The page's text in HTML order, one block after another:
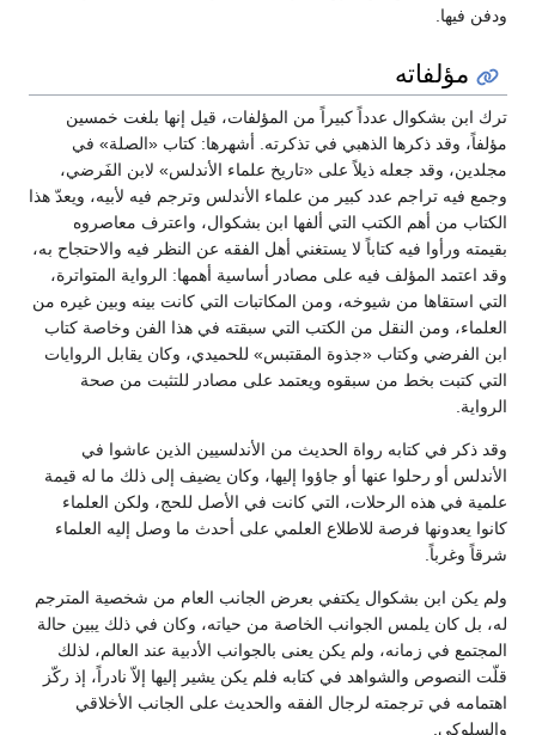
ودفن فيها.
مؤلفاته
ترك ابن بشكوال عدداً كبيراً من المؤلفات، قيل إنها بلغت خمسين
مؤلفاً، وقد ذكرها الذهبي في تذكرته. أشهرها: كتاب «الصلة» في
مجلدين، وقد جعله ذيلاً على «تاريخ علماء الأندلس» لابن الفَرضي،
وجمع فيه تراجم عدد كبير من علماء الأندلس وترجم فيه لأبيه، ويعدّ هذا
الكتاب من أهم الكتب التي ألفها ابن بشكوال، واعترف معاصروه
بقيمته ورأوا فيه كتاباً لا يستغني أهل الفقه عن النظر فيه والاحتجاح به،
وقد اعتمد المؤلف فيه على مصادر أساسية أهمها: الرواية المتواترة،
التي استقاها من شيوخه، ومن المكاتبات التي كانت بينه وبين غيره من
العلماء، ومن النقل من الكتب التي سبقته في هذا الفن وخاصة كتاب
ابن الفرضي وكتاب «جذوة المقتبس» للحميدي، وكان يقابل الروايات
التي كتبت بخط من سبقوه ويعتمد على مصادر للتثبت من صحة
الرواية.
وقد ذكر في كتابه رواة الحديث من الأندلسيين الذين عاشوا في
الأندلس أو رحلوا عنها أو جاؤوا إليها، وكان يضيف إلى ذلك ما له قيمة
علمية في هذه الرحلات، التي كانت في الأصل للحج، ولكن العلماء
كانوا يعدونها فرصة للاطلاع العلمي على أحدث ما وصل إليه العلماء
شرقاً وغرباً.
ولم يكن ابن بشكوال يكتفي بعرض الجانب العام من شخصية المترجم
له، بل كان يلمس الجوانب الخاصة من حياته، وكان في ذلك يبين حالة
المجتمع في زمانه، ولم يكن يعنى بالجوانب الأدبية عند العالم، لذلك
قلّت النصوص والشواهد في كتابه فلم يكن يشير إليها إلاّ نادراً، إذ ركّز
اهتمامه في ترجمته لرجال الفقه والحديث على الجانب الأخلاقي
والسلوكي.